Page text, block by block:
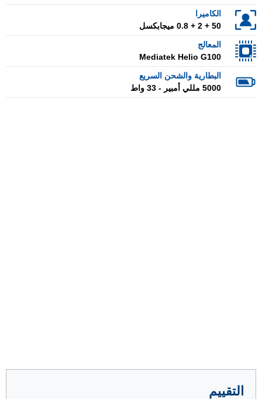
الكاميرا
50 + 2 + 0.8 ميجابكسل
المعالج
Mediatek Helio G100
البطارية والشحن السريع
5000 مللي أمبير - 33 واط
التقييم